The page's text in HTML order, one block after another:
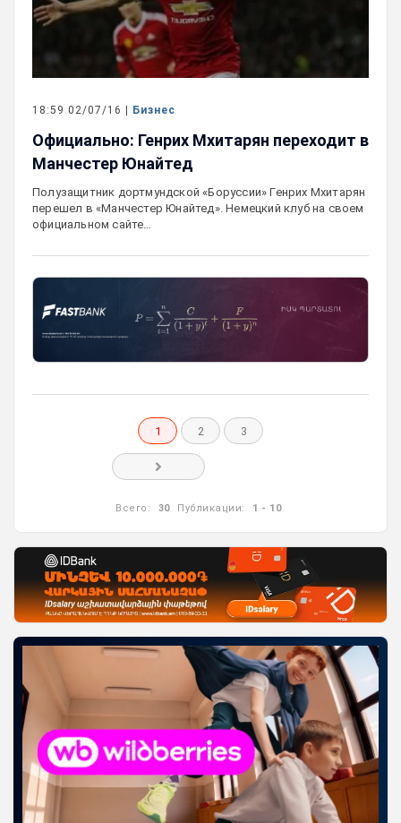
18:59 02/07/16 | Бизнес
Официально: Генрих Мхитарян переходит в
Манчестер Юнайтед
Полузащитник дортмундской «Боруссии» Генрих Мхитарян
перешел в «Манчестер Юнайтед». Немецкий клуб на своем
официальном сайте…
1 2 3
Всего: 30 Публикации: 1 - 10